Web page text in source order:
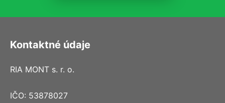
Kontaktné údaje
RIA MONT s. r. o.
IČO: 53878027